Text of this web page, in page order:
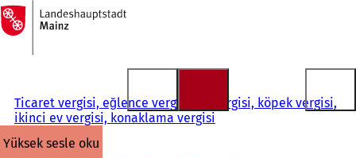
İçeriğe atla
Ana
sayfaya
Ticaret vergisi, eğlence vergisi, av vergisi, köpek vergisi,
ikinci ev vergisi, konaklama vergisi
yüksek sesle oku